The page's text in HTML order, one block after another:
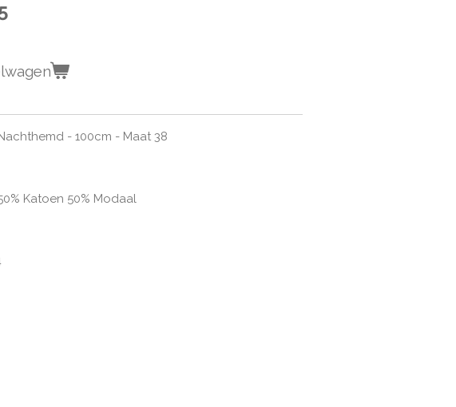
- 100cm - Maat 38
Katoen 50% Modaal